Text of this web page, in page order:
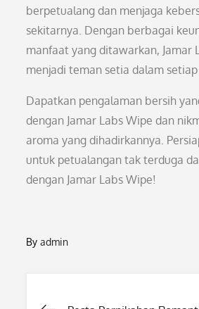
berpetualang dan menjaga
sekitarnya. Dengan berbagai
manfaat yang ditawarkan, Jamar
menjadi teman setia dalam
Dapatkan pengalaman bersih
dengan Jamar Labs Wipe dan
aroma yang dihadirkannya.
untuk petualangan tak terduga
dengan Jamar Labs Wipe!
Byadmin